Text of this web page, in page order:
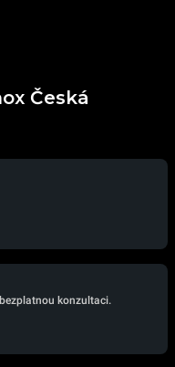
Česká
konzultaci.